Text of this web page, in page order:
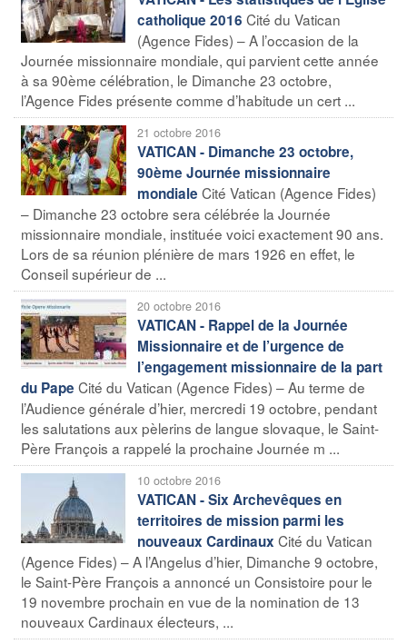
catholique 2016 Cité du Vatican
(Agence Fides) – A l’occasion de la
Journée missionnaire mondiale, qui parvient cette année
à sa 90ème célébration, le Dimanche 23 octobre,
l’Agence Fides présente comme d’habitude un cert ...
21 octobre 2016
VATICAN - Dimanche 23 octobre,
90ème Journée missionnaire
mondiale Cité Vatican (Agence Fides)
– Dimanche 23 octobre sera célébrée la Journée
missionnaire mondiale, instituée voici exactement 90 ans.
Lors de sa réunion plénière de mars 1926 en effet, le
Conseil supérieur de ...
20 octobre 2016
VATICAN - Rappel de la Journée
Missionnaire et de l’urgence de
l’engagement missionnaire de la part
du Pape Cité du Vatican (Agence Fides) – Au terme de
l’Audience générale d’hier, mercredi 19 octobre, pendant
les salutations aux pèlerins de langue slovaque, le Saint-
Père François a rappelé la prochaine Journée m ...
10 octobre 2016
VATICAN - Six Archevêques en
territoires de mission parmi les
nouveaux Cardinaux Cité du Vatican
(Agence Fides) – A l’Angelus d’hier, Dimanche 9 octobre,
le Saint-Père François a annoncé un Consistoire pour le
19 novembre prochain en vue de la nomination de 13
nouveaux Cardinaux électeurs, ...